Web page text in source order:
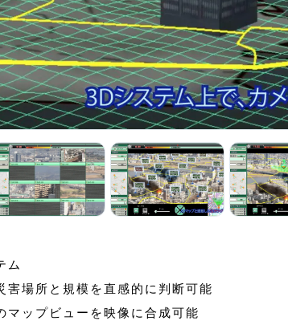
ム
害場所と規模を直感的に判断可能
マップビューを映像に合成可能